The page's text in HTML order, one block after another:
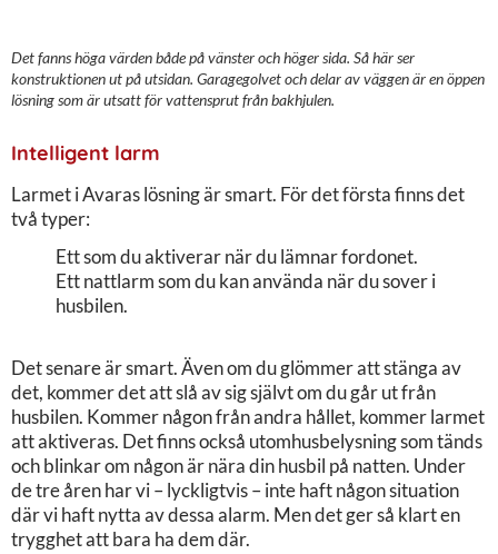
Det fanns höga värden både på vänster och höger sida. Så här ser
konstruktionen ut på utsidan. Garagegolvet och delar av väggen är en öppen
lösning som är utsatt för vattensprut från bakhjulen.
Intelligent larm
Larmet i Avaras lösning är smart. För det första finns det
två typer:
Ett som du aktiverar när du lämnar fordonet.
Ett nattlarm som du kan använda när du sover i
husbilen.
Det senare är smart. Även om du glömmer att stänga av
det, kommer det att slå av sig självt om du går ut från
husbilen. Kommer någon från andra hållet, kommer larmet
att aktiveras. Det finns också utomhusbelysning som tänds
och blinkar om någon är nära din husbil på natten. Under
de tre åren har vi – lyckligtvis – inte haft någon situation
där vi haft nytta av dessa alarm. Men det ger så klart en
trygghet att bara ha dem där.